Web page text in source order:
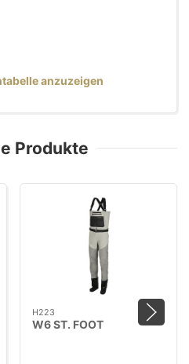
anzuzeigen
Produkte
H223
W6 ST. FOOT